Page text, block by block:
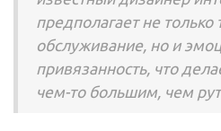
предполагает не только
обслуживание, но и
привязанность, что
чем-то большим, чем